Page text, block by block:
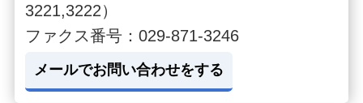
3221,3222）
ファクス番号：029-871-3246
メールでお問い合わせをする